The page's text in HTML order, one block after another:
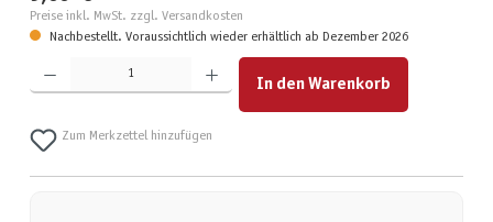
Preise inkl. MwSt. zzgl. Versandkosten
Nachbestellt. Voraussichtlich wieder erhältlich ab Dezember 2026
Produkt Anzahl: Gib den gewünschten Wert ein oder benutze die Schaltflächen um die Anzahl zu
In den Warenkorb
Zum Merkzettel hinzufügen